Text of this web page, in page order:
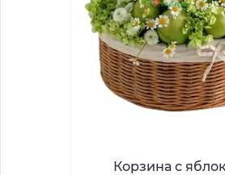
Корзина с